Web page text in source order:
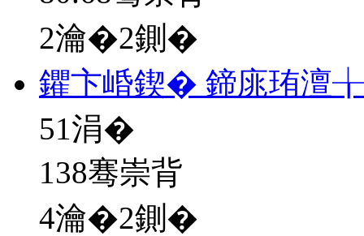
2瀹�2鍘�
鑺卞崏鍥� 鍗庣珛澶
51涓�
138骞崇背
4瀹�2鍘�